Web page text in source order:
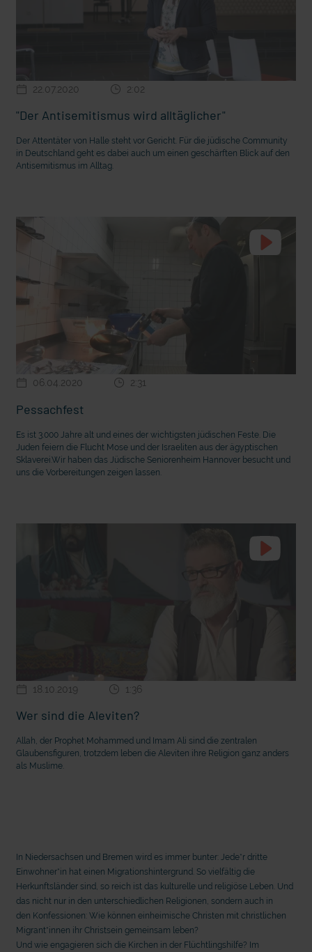
22.07.2020 2:02
"Der Antisemitismus wird alltäglicher"
Der Attentäter von Halle steht vor Gericht. Für die jüdische Community
in Deutschland geht es dabei auch um einen geschärften Blick auf den
Antisemitismus im Alltag.
06.04.2020 2:31
Pessachfest
Es ist 3.000 Jahre alt und eines der wichtigsten jüdischen Feste. Die
Juden feiern die Flucht Mose und der Israeliten aus der ägyptischen
Sklaverei.Wir haben das Jüdische Seniorenheim Hannover besucht und
uns die Vorbereitungen zeigen lassen.
18.10.2019 1:36
Wer sind die Aleviten?
Allah, der Prophet Mohammed und Imam Ali sind die zentralen
Glaubensfiguren, trotzdem leben die Aleviten ihre Religion ganz anders
als Muslime.
In Niedersachsen und Bremen wird es immer bunter: Jede*r dritte
Einwohner*in hat einen Migrationshintergrund. So vielfältig die
Herkunftsländer sind, so reich ist das kulturelle und religiöse Leben. Und
das nicht nur in den unterschiedlichen Religionen, sondern auch in
den Konfessionen: Wie können einheimische Christen mit christlichen
Migrant*innen ihr Christsein gemeinsam leben?
Und wie engagieren sich die Kirchen in der Flüchtlingshilfe? Im